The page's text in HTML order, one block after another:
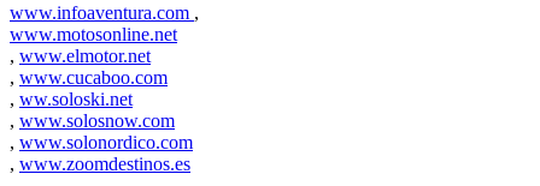
www.infoaventura.com ,
www.motosonline.net
, www.elmotor.net
, www.cucaboo.com
, ww.soloski.net
, www.solosnow.com
, www.solonordico.com
, www.zoomdestinos.es